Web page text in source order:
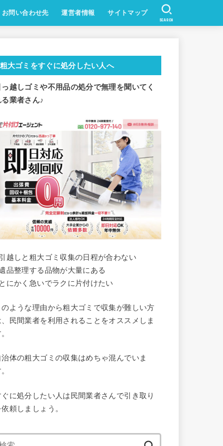
お問い合わせ先 運営者情報 サイトマップ
SEARCH
粗大ゴミをすぐに処分したい人へ
っ越しゴミや不用品の処分で無理を聞いてく
る業者さん♪
越しと粗大ゴミ収集の日程が合わない
品整理する品物が大量にある
にかく急いでラクに片付けたい
のような理由から粗大ゴミで収集が難しい方
、民間業者を利用されることをオススメしま
治体の粗大ゴミの収集はめちゃ混んでいま
ぐに処分したい人は民間業者さんで引き取り
頼しましょう。